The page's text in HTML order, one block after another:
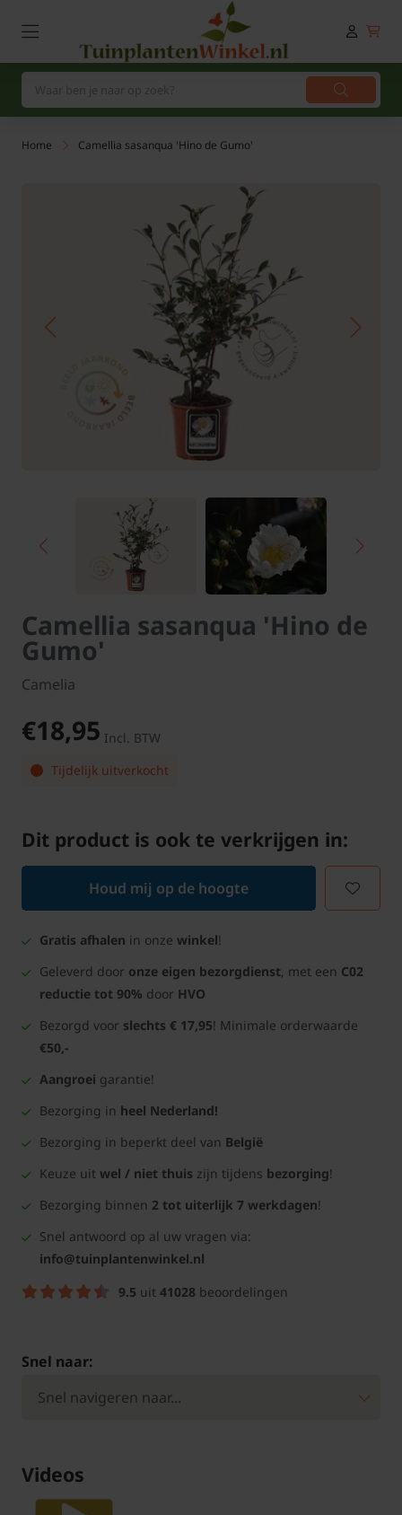
Home Camellia sasanqua 'Hino de Gumo'
Camellia sasanqua 'Hino de
Gumo'
Camelia
€18,95 Incl. BTW
Tijdelijk uitverkocht
Dit product is ook te verkrijgen in:
Houd mij op de hoogte
Gratis afhalen in onze winkel!
Geleverd door onze eigen bezorgdienst, met een C02
reductie tot 90% door HVO
Bezorgd voor slechts € 17,95! Minimale orderwaarde
€50,-
Aangroei garantie!
Bezorging in heel Nederland!
Bezorging in beperkt deel van België
Keuze uit wel / niet thuis zijn tijdens bezorging!
Bezorging binnen 2 tot uiterlijk 7 werkdagen!
Snel antwoord op al uw vragen via:
info@tuinplantenwinkel.nl
9.5 uit 41028 beoordelingen
Snel naar:
Videos